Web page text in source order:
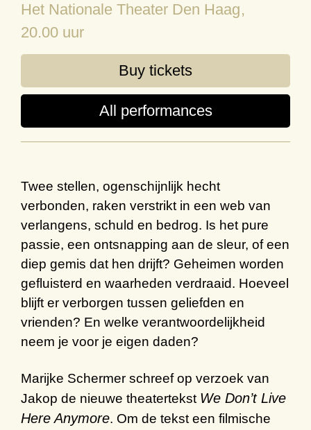
Het Nationale Theater Den Haag,
20.00 uur
Buy tickets
All performances
Twee stellen, ogenschijnlijk hecht
verbonden, raken verstrikt in een web van
verlangens, schuld en bedrog. Is het pure
passie, een ontsnapping aan de sleur, of een
diep gemis dat hen drijft? Geheimen worden
gefluisterd en waarheden verdraaid. Hoeveel
blijft er verborgen tussen geliefden en
vrienden? En welke verantwoordelijkheid
neem je voor je eigen daden?
Marijke Schermer schreef op verzoek van
Jakop de nieuwe theatertekst We Don’t Live
Here Anymore. Om de tekst een filmische